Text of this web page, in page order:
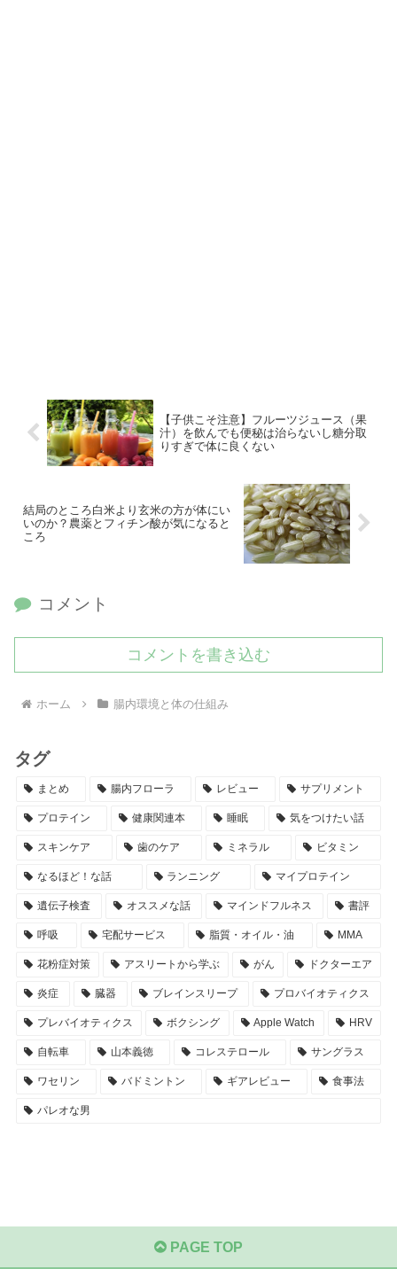
【子供こそ注意】フルーツジュース（果
汁）を飲んでも便秘は治らないし糖分取
りすぎで体に良くない
結局のところ白米より玄米の方が体にい
いのか？農薬とフィチン酸が気になると
ころ
コメント
コメントを書き込む
ホーム 腸内環境と体の仕組み
タグ
まとめ 腸内フローラ レビュー サプリメント
プロテイン 健康関連本 睡眠 気をつけたい話
スキンケア 歯のケア ミネラル ビタミン
なるほど！な話 ランニング マイプロテイン
遺伝子検査 オススメな話 マインドフルネス 書評
呼吸 宅配サービス 脂質・オイル・油 MMA
花粉症対策 アスリートから学ぶ がん ドクターエア
炎症 臓器 ブレインスリープ プロバイオティクス
プレバイオティクス ボクシング Apple Watch HRV
自転車 山本義徳 コレステロール サングラス
ワセリン バドミントン ギアレビュー 食事法
パレオな男
PAGE TOP